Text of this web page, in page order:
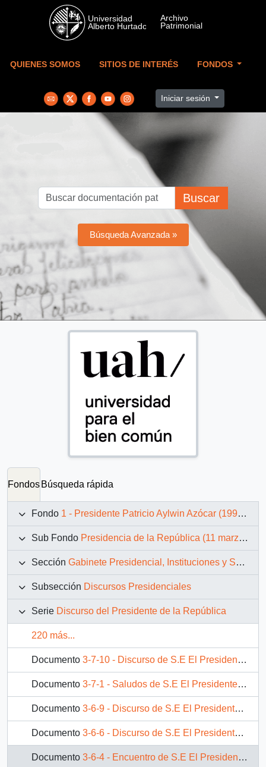
Skip to main content
QUIENES SOMOS SITIOS DE INTERÉS FONDOS
Iniciar sesión
Buscar
Búsqueda Avanzada »
Fondos Búsqueda rápida
Fondo 1 - Presidente Patricio Aylwin Azócar (1990-1994)
Sub Fondo Presidencia de la República (11 marzo 1990 – 11 marzo 1994)
Sección Gabinete Presidencial, Instituciones y Servicios
Subsección Discursos Presidenciales
Serie Discurso del Presidente de la República
220 más...
Documento 3-7-10 - Discurso de S.E El Presidente de la República. D. Patricio Aylwin Azócar, en seminario "Al Chile de hoy ¿Qué le dice el Padre Hurtado?", organizado por el CELAH
Documento 3-7-1 - Saludos de S.E El Presidente de la República. D. Patricio Aylwin Azócar, durante su recorrido por el pabellón chileno de Expo Sevilla
Documento 3-6-9 - Discurso de S.E El Presidente de la República. D. Patricio Aylwin Azócar, ante la Asociación Industrial Portuguesa
Documento 3-6-6 - Discurso de S.E El Presidente de la República. D. Patricio Aylwin Azócar, en el banquete ofrecido en su honor por el Presidente de Portugal, D. Mario Soares
Documento 3-6-4 - Encuentro de S.E El Presidente de la República. D. Patricio Aylwin Azócar, con comunidad chilena residente en Portugal